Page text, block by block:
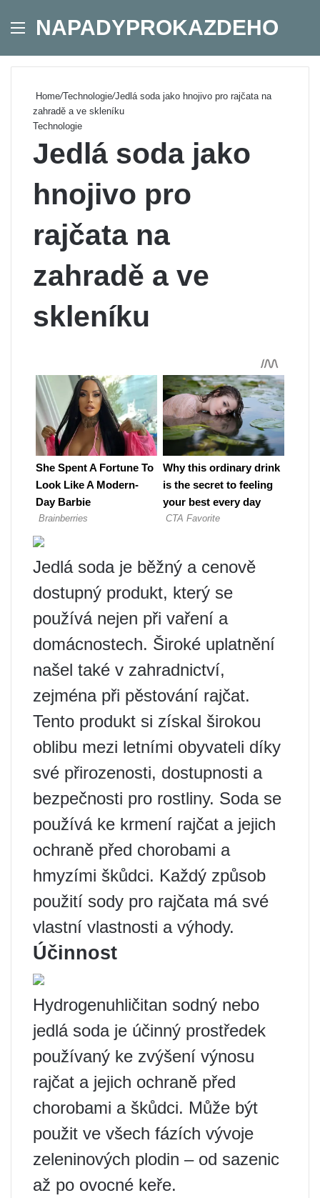
Menu
NAPADYPROKAZDEHO
Home/Technologie/Jedlá soda jako hnojivo pro rajčata na
zahradě a ve skleníku
Technologie
Jedlá soda jako
hnojivo pro
rajčata na
zahradě a ve
skleníku
Jedlá soda je běžný a cenově
dostupný produkt, který se
používá nejen při vaření a
domácnostech. Široké uplatnění
našel také v zahradnictví,
zejména při pěstování rajčat.
Tento produkt si získal širokou
oblibu mezi letními obyvateli díky
své přirozenosti, dostupnosti a
bezpečnosti pro rostliny. Soda se
používá ke krmení rajčat a jejich
ochraně před chorobami a
hmyzími škůdci. Každý způsob
použití sody pro rajčata má své
vlastní vlastnosti a výhody.
Účinnost
Hydrogenuhličitan sodný nebo
jedlá soda je účinný prostředek
používaný ke zvýšení výnosu
rajčat a jejich ochraně před
chorobami a škůdci. Může být
použit ve všech fázích vývoje
zeleninových plodin – od sazenic
až po ovocné keře.